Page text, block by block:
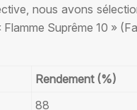
nous avons
Suprême 10 »
Rendement (%)
88